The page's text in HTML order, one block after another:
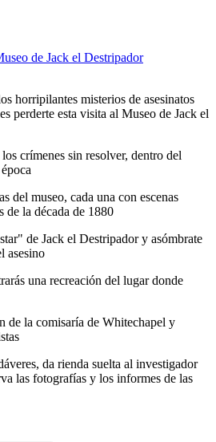
de Jack el Destripador
horripilantes misterios de asesinatos
perderte esta visita al Museo de Jack el
crímenes sin resolver, dentro del
del museo, cada una con escenas
de la década de 1880
de Jack el Destripador y asómbrate
asesino
una recreación del lugar donde
de la comisaría de Whitechapel y
da rienda suelta al investigador
las fotografías y los informes de las